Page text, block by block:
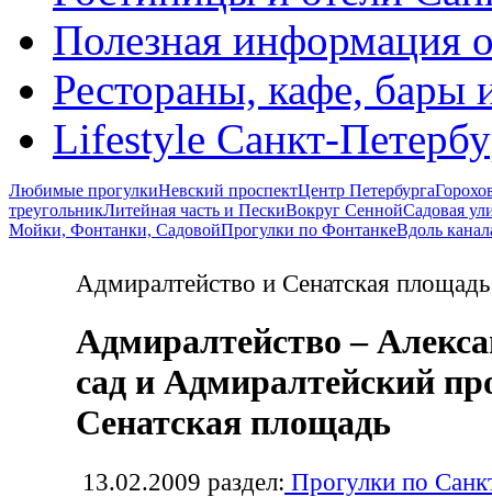
Полезная информация
Рестораны, кафе, бары
Lifestyle Санкт-
Любимые прогулкиНевский проспектЦентр Петербурга
треугольникЛитейная часть и ПескиВокруг СеннойСадовая
Мойки, Фонтанки, СадовойПрогулки по ФонтанкеВдоль
Адмиралтейство и Сенатская площадь
Адмиралтейство –
сад и Адмиралтейский
Сенатская площадь
13.02.2009 раздел: Прогулки по